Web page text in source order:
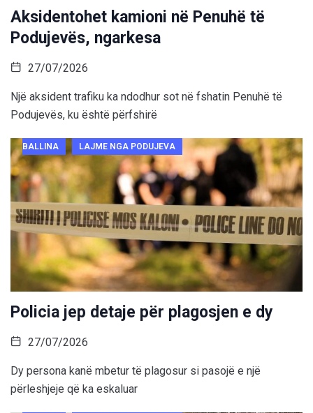
Aksidentohet kamioni në Penuhë të
Podujevës, ngarkesa
27/07/2026
Një aksident trafiku ka ndodhur sot në fshatin Penuhë të
Podujevës, ku është përfshirë
BALLINA LAJME NGA PODUJEVA
Policia jep detaje për plagosjen e dy
27/07/2026
Dy persona kanë mbetur të plagosur si pasojë e një
përleshjeje që ka eskaluar